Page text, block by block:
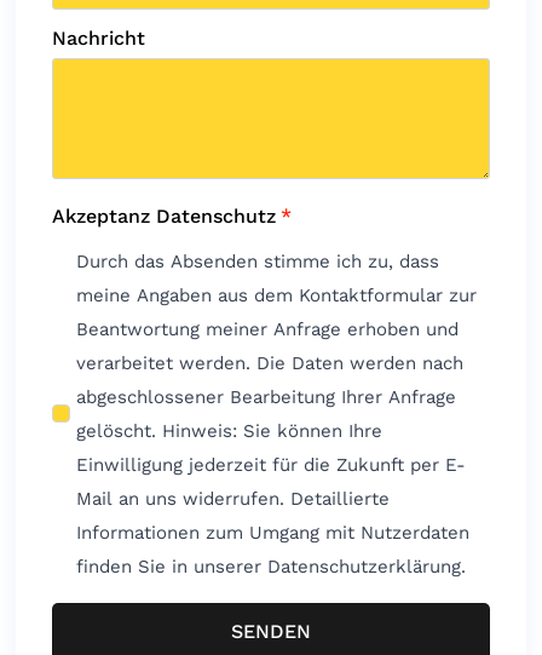
Nachricht
Akzeptanz Datenschutz *
Durch das Absenden stimme ich zu, dass
meine Angaben aus dem Kontaktformular zur
Beantwortung meiner Anfrage erhoben und
verarbeitet werden. Die Daten werden nach
abgeschlossener Bearbeitung Ihrer Anfrage
gelöscht. Hinweis: Sie können Ihre
Einwilligung jederzeit für die Zukunft per E-
Mail an uns widerrufen. Detaillierte
Informationen zum Umgang mit Nutzerdaten
finden Sie in unserer Datenschutzerklärung.
SENDEN